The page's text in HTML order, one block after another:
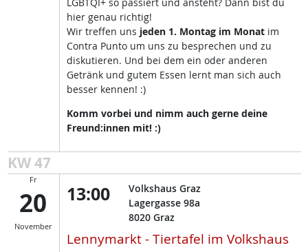
LGBTQI+ so passiert und ansteht? Dann bist du
hier genau richtig!
Wir treffen uns jeden 1. Montag im Monatim
Contra Punto um uns zu besprechen und zu
diskutieren. Und bei dem ein oder anderen
Getränk und gutem Essen lernt man sich auch
besser kennen! :)
Komm vorbei und nimm auch gerne deine
Freund:innen mit! :)
KW 47
Fr
20
November
13:00
Volkshaus Graz
Lagergasse 98a
8020 Graz
Lennymarkt - Tiertafel im Volkshaus